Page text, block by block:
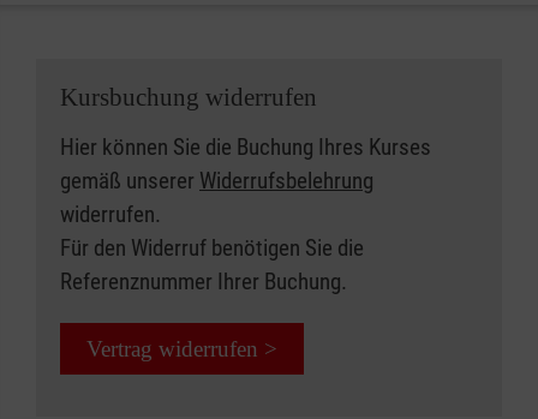
Kursbuchung widerrufen
Hier können Sie die Buchung Ihres Kurses
gemäß unserer Widerrufsbelehrung
widerrufen.
Für den Widerruf benötigen Sie die
Referenznummer Ihrer Buchung.
Vertrag widerrufen >